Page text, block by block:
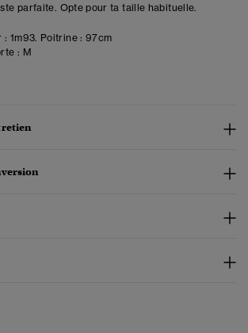
parfaite. Opte pour ta taille habituelle.
: 1m93. Poitrine : 97cm
: M